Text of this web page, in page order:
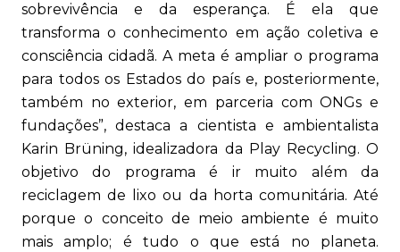
sobrevivência e da esperança. É ela que
transforma o conhecimento em ação coletiva e
consciência cidadã. A meta é ampliar o programa
para todos os Estados do país e, posteriormente,
também no exterior, em parceria com ONGs e
fundações”, destaca a cientista e ambientalista
Karin Brüning, idealizadora da Play Recycling. O
objetivo do programa é ir muito além da
reciclagem de lixo ou da horta comunitária. Até
porque o conceito de meio ambiente é muito
mais amplo; é tudo o que está no planeta.